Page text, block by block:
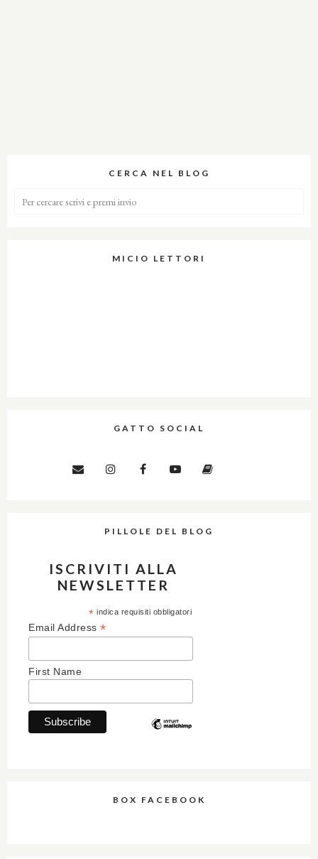
CERCA NEL BLOG
MICIO LETTORI
GATTO SOCIAL
PILLOLE DEL BLOG
ISCRIVITI ALLA
NEWSLETTER
* indica requisiti obbligatori
Email Address *
First Name
BOX FACEBOOK